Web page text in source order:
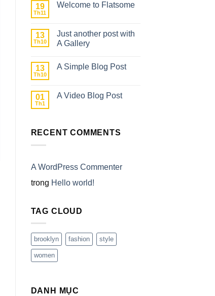
19
Th11
Welcome to Flatsome
luận
ở
Welcome
13
Th10
Just another post with
A Gallery
bình
another
post
13
Th10
A Simple Blog Post
luận
Post
01
Th1
A Video Blog Post
ở
RECENT COMMENTS
A WordPress Commenter
trong Hello world!
TAG CLOUD
brooklyn fashion style
women
DANH MỤC